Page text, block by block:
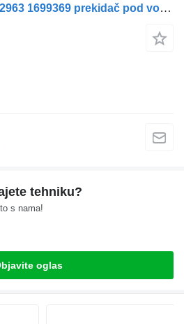
DAF CF85 (01.01-) 1892963 1699369 prekidač pod volanom za DAF LF45, LF55, LF180, CF65, CF75, CF85 (2001-) tegljača
tehniku?
s nama!
oglas